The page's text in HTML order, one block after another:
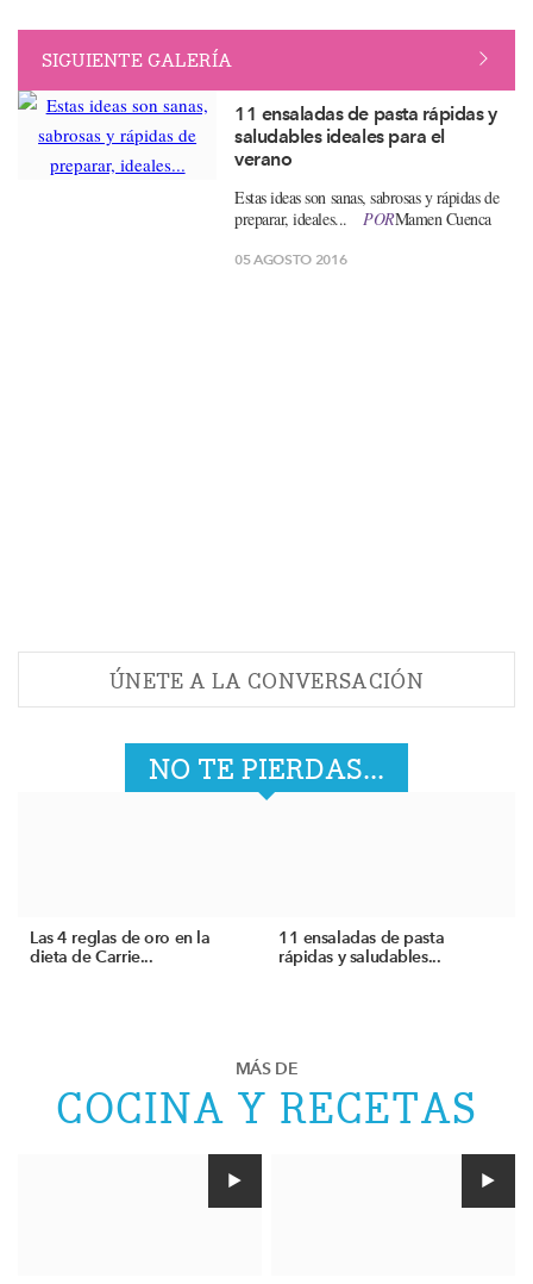
SIGUIENTE GALERÍA
11 ensaladas de pasta rápidas y
saludables ideales para el
verano
Estas ideas son sanas, sabrosas y rápidas de
preparar, ideales...
PORMamen Cuenca
05 AGOSTO 2016
ÚNETE A LA CONVERSACIÓN
NO TE PIERDAS...
Las 4 reglas de oro en la
dieta de Carrie...
11 ensaladas de pasta
rápidas y saludables...
MÁS DE
COCINA Y RECETAS